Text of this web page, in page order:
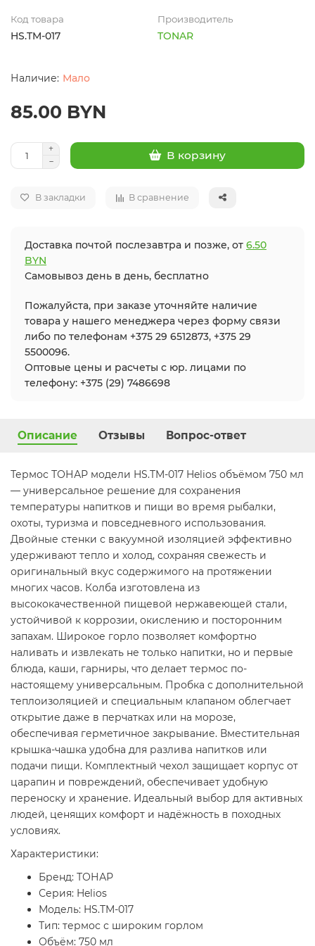
Код товара
HS.TM-017
Производитель
TONAR
Мало
85.00 BYN
В корзину
В закладки В сравнение
Доставка почтой послезавтра и позже, от 6.50
BYN
Самовывоз день в день, бесплатно
Пожалуйста, при заказе уточняйте наличие
товара у нашего менеджера через форму связи
либо по телефонам +375 29 6512873, +375 29
5500096.
Оптовые цены и расчеты с юр. лицами по
телефону: +375 (29) 7486698
Описание Отзывы Вопрос-ответ
Термос ТОНАР модели HS.TM-017 Helios объёмом 750 мл
— универсальное решение для сохранения
температуры напитков и пищи во время рыбалки,
охоты, туризма и повседневного использования.
Двойные стенки с вакуумной изоляцией эффективно
удерживают тепло и холод, сохраняя свежесть и
оригинальный вкус содержимого на протяжении
многих часов. Колба изготовлена из
высококачественной пищевой нержавеющей стали,
устойчивой к коррозии, окислению и посторонним
запахам. Широкое горло позволяет комфортно
наливать и извлекать не только напитки, но и первые
блюда, каши, гарниры, что делает термос по-
настоящему универсальным. Пробка с дополнительной
теплоизоляцией и специальным клапаном облегчает
открытие даже в перчатках или на морозе,
обеспечивая герметичное закрывание. Вместительная
крышка-чашка удобна для разлива напитков или
подачи пищи. Комплектный чехол защищает корпус от
царапин и повреждений, обеспечивает удобную
переноску и хранение. Идеальный выбор для активных
людей, ценящих комфорт и надёжность в походных
условиях.
Характеристики:
Бренд: ТОНАР
Серия: Helios
Модель: HS.TM-017
Тип: термос с широким горлом
Объём: 750 мл